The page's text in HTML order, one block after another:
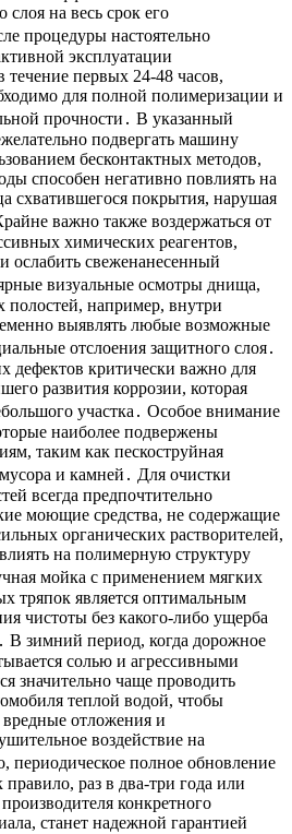
слоя на весь срок его
процедуры настоятельно
эксплуатации
течение первых 24-48 часов,
для полной полимеризации и
прочности․ В указанный
подвергать машину
бесконтактных методов,
способен негативно повлиять на
схватившегося покрытия, нарушая
важно также воздержаться от
химических реагентов,
ослабить свеженанесенный
визуальные осмотры днища,
полостей, например, внутри
выявлять любые возможные
отслоения защитного слоя․
дефектов критически важно для
развития коррозии, которая
участка․ Особое внимание
наиболее подвержены
таким как пескоструйная
и камней․ Для очистки
всегда предпочтительно
моющие средства, не содержащие
органических растворителей,
на полимерную структуру
мойка с применением мягких
тряпок является оптимальным
чистоты без какого-либо ущерба
В зимний период, когда дорожное
солью и агрессивными
значительно чаще проводить
теплой водой, чтобы
отложения и
воздействие на
периодическое полное обновление
раз в два-три года или
конкретного
станет надежной гарантией